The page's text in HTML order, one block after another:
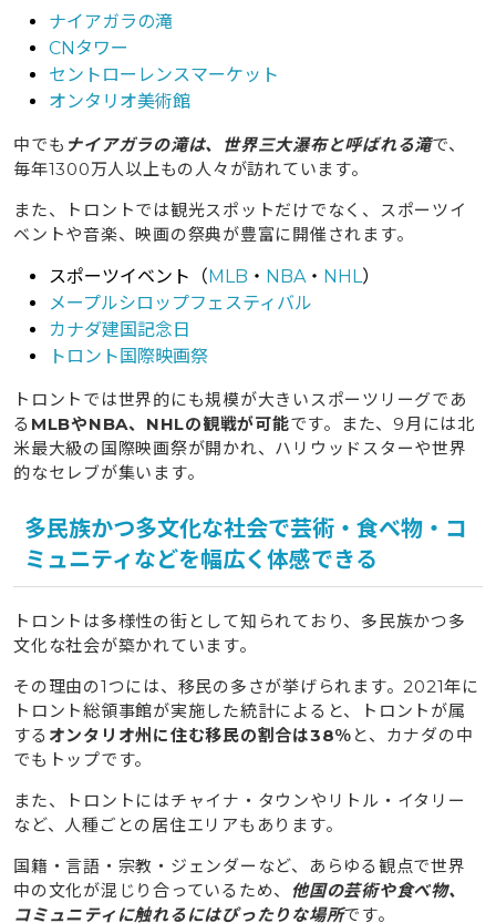
ナイアガラの滝
CNタワー
セントローレンスマーケット
オンタリオ美術館
中でも ナイアガラの滝は、世界三大瀑布と呼ばれる滝で、
毎年1300万人以上もの人々が訪れています。
また、トロントでは観光スポットだけでなく、スポーツイ
ベントや音楽、映画の祭典が豊富に開催されます。
スポーツイベント（MLB ・ NBA ・ NHL ）
メープルシロップフェスティバル
カナダ建国記念日
トロント国際映画祭
トロントでは世界的にも規模が大きいスポーツリーグであ
る MLBやNBA、NHLの観戦が可能です。また、9月には北
米最大級の国際映画祭が開かれ、ハリウッドスターや世界
的なセレブが集います。
多民族かつ多文化な社会で芸術・食べ物・コ
ミュニティなどを幅広く体感できる
トロントは多様性の街として知られており、多民族かつ多
文化な社会が築かれています。
その理由の1つには、移民の多さが挙げられます。2021年に
トロント総領事館が実施した統計によると、トロントが属
する オンタリオ州に住む移民の割合は38％ と、カナダの中
でもトップです。
また、トロントにはチャイナ・タウンやリトル・イタリー
など、人種ごとの居住エリアもあります。
国籍・言語・宗教・ジェンダーなど、あらゆる観点で世界
中の文化が混じり合っているため、
他国の芸術や食べ物、
コミュニティに触れるにはぴったりな場所です。